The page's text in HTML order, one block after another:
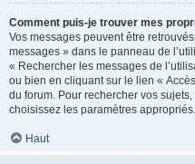
Comment puis-je trouver mes
Vos messages peuvent être
messages » dans le panneau de
« Rechercher les messages de
ou bien en cliquant sur le lien «
du forum. Pour rechercher vos
choisissez les paramètres appropriés.
Haut